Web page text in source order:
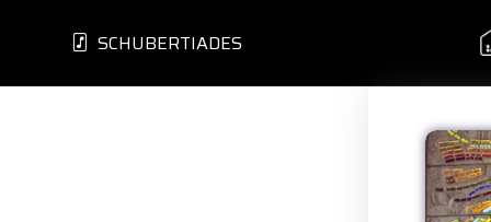
SCHUBERTIADES